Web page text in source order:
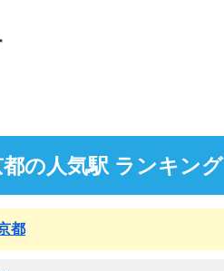
都の人気駅 ランキング
都